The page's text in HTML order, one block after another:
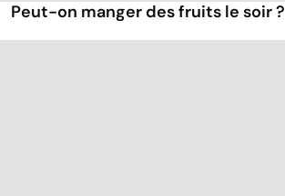
Peut-on manger des fruits le soir ?